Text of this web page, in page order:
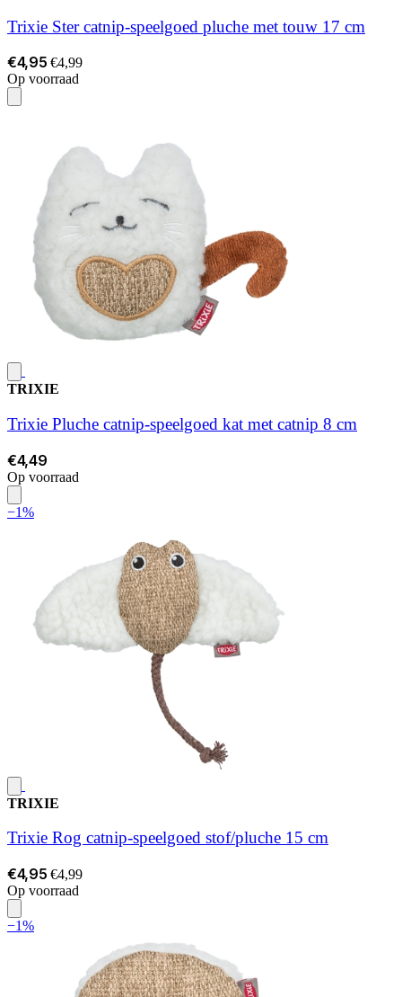
Trixie Ster catnip-speelgoed pluche met touw 17 cm
€4,95 €4,99
Op voorraad
TRIXIE
Trixie Pluche catnip-speelgoed kat met catnip 8 cm
€4,49
Op voorraad
−1%
TRIXIE
Trixie Rog catnip-speelgoed stof/pluche 15 cm
€4,95 €4,99
Op voorraad
−1%